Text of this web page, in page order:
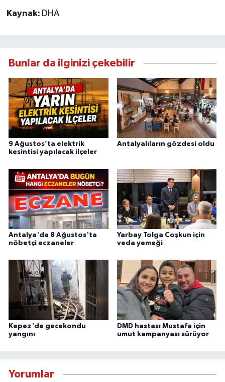
Kaynak: DHA
Bunlar da ilginizi çekebilir
9 Ağustos’ta elektrik
kesintisi yapılacak ilçeler
Antalyalıların gözdesi oldu
Antalya'da 8 Ağustos'ta
nöbetçi eczaneler
Yarbay Tolga Coşkun için
veda yemeği
Kepez'de gecekondu
yangını
DMD hastası Mustafa için
umut kampanyası sürüyor
Yorumlar